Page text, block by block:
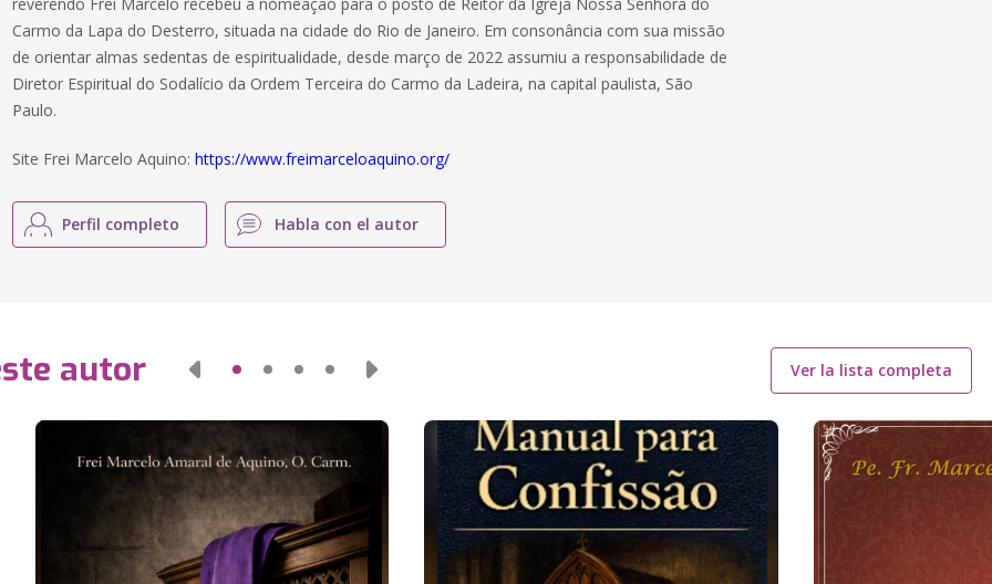
Carmo da Lapa do Desterro, situada na cidade do Rio de Janeiro. Em consonância com sua missão
de orientar almas sedentas de espiritualidade, desde março de 2022 assumiu a responsabilidade de
Diretor Espiritual do Sodalício da Ordem Terceira do Carmo da Ladeira, na capital paulista, São
Paulo.
Site Frei Marcelo Aquino:https://www.freimarceloaquino.org/
Perfil completo Habla con el autor
autor Ver la lista completa